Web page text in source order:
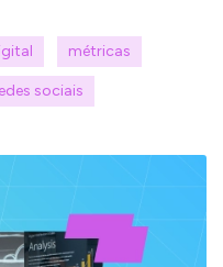
métricas
sociais